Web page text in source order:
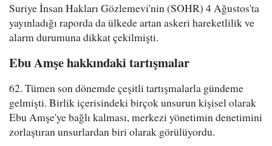
Suriye İnsan Hakları Gözlemevi'nin (SOHR) 4 Ağustos'ta
yayınladığı raporda da ülkede artan askeri hareketlilik ve
alarm durumuna dikkat çekilmişti.
Ebu Amşe hakkındaki tartışmalar
62. Tümen son dönemde çeşitli tartışmalarla gündeme
gelmişti. Birlik içerisindeki birçok unsurun kişisel olarak
Ebu Amşe'ye bağlı kalması, merkezi yönetimin denetimini
zorlaştıran unsurlardan biri olarak görülüyordu.